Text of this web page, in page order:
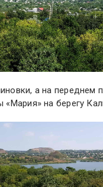
а на переднем
«Мария» на берегу